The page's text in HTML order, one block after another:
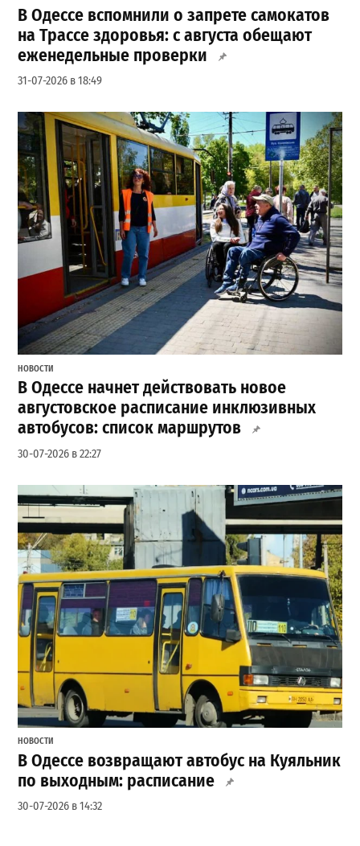
В Одессе вспомнили о запрете самокатов
на Трассе здоровья: с августа обещают
еженедельные проверки
31-07-2026 в 18:49
НОВОСТИ
В Одессе начнет действовать новое
августовское расписание инклюзивных
автобусов: список маршрутов
30-07-2026 в 22:27
НОВОСТИ
В Одессе возвращают автобус на Куяльник
по выходным: расписание
30-07-2026 в 14:32